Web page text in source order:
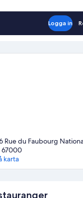
Logga in
Rue du Faubourg
67000
karta